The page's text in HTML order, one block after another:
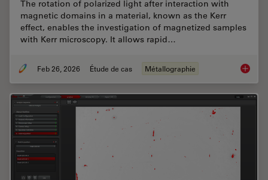
The rotation of polarized light after interaction with
magnetic domains in a material, known as the Kerr
effect, enables the investigation of magnetized samples
with Kerr microscopy. It allows rapid…
Feb 26, 2026 Étude de cas Métallographie